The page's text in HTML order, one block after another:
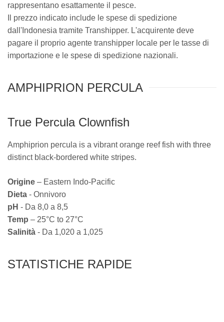
rappresentano esattamente il pesce.
Il prezzo indicato include le spese di spedizione
dall'Indonesia tramite Transhipper. L'acquirente deve
pagare il proprio agente transhipper locale per le tasse di
importazione e le spese di spedizione nazionali.
AMPHIPRION PERCULA
True Percula Clownfish
Amphiprion percula is a vibrant orange reef fish with three
distinct black-bordered white stripes.
Origine – Eastern Indo-Pacific
Dieta - Onnivoro
pH - Da 8,0 a 8,5
Temp – 25°C to 27°C
Salinità - Da 1,020 a 1,025
STATISTICHE RAPIDE